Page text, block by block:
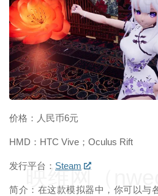
价格：人民币6元
HMD：HTC Vive；Oculus Rift
发行平台： Steam
简介：在这款模拟器中，你可以与
映维网（